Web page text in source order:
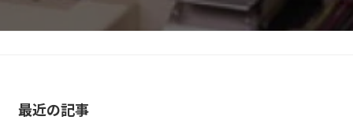
最近の記事